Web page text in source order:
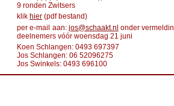
9 ronden Zwitsers
klik hier (pdf bestand)
per e-mail aan: jos@schaakt.nl onder
deelnemers vóór woensdag 21 juni
Koen Schlangen: 0493 697397
Jos Schlangen: 06 52096275
Jos Swinkels: 0493 696100